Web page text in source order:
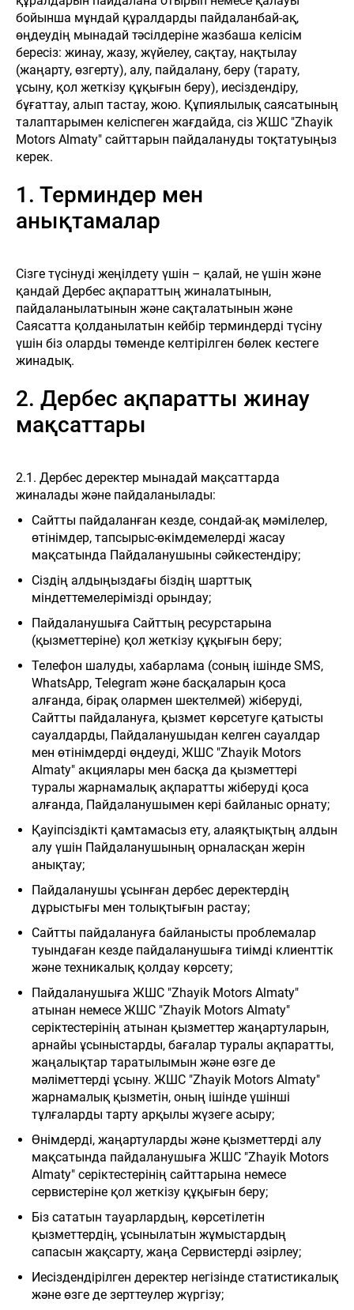
бойынша мұндай құралдарды пайдаланбай-ақ,
өңдеудің мынадай тәсілдеріне жазбаша келісім
бересіз: жинау, жазу, жүйелеу, сақтау, нақтылау
(жаңарту, өзгерту), алу, пайдалану, беру (тарату,
ұсыну, қол жеткізу құқығын беру), иесіздендіру,
бұғаттау, алып тастау, жою. Құпиялылық саясатының
талаптарымен келіспеген жағдайда, сіз ЖШС "Zhayik
Motors Almaty" сайттарын пайдалануды тоқтатуыңыз
керек.
1. Терминдер мен
анықтамалар
Сізге түсінуді жеңілдету үшін – қалай, не үшін және
қандай Дербес ақпараттың жиналатынын,
пайдаланылатынын және сақталатынын және
Саясатта қолданылатын кейбір терминдерді түсіну
үшін біз оларды төменде келтірілген бөлек кестеге
жинадық.
2. Дербес ақпаратты жинау
мақсаттары
2.1. Дербес деректер мынадай мақсаттарда
жиналады және пайдаланылады:
Сайтты пайдаланған кезде, сондай-ақ мәмілелер,
өтінімдер, тапсырыс-өкімдемелерді жасау
мақсатында Пайдаланушыны сәйкестендіру;
Сіздің алдыңыздағы біздің шарттық
міндеттемелерімізді орындау;
Пайдаланушыға Сайттың ресурстарына
(қызметтеріне) қол жеткізу құқығын беру;
Телефон шалуды, хабарлама (соның ішінде SMS,
WhatsApp, Telegram және басқаларын қоса
алғанда, бірақ олармен шектелмей) жіберуді,
Сайтты пайдалануға, қызмет көрсетуге қатысты
сауалдарды, Пайдаланушыдан келген сауалдар
мен өтінімдерді өңдеуді, ЖШС "Zhayik Motors
Almaty" акциялары мен басқа да қызметтері
туралы жарнамалық ақпаратты жіберуді қоса
алғанда, Пайдаланушымен кері байланыс орнату;
Қауіпсіздікті қамтамасыз ету, алаяқтықтың алдын
алу үшін Пайдаланушының орналасқан жерін
анықтау;
Пайдаланушы ұсынған дербес деректердің
дұрыстығы мен толықтығын растау;
Сайтты пайдалануға байланысты проблемалар
туындаған кезде пайдаланушыға тиімді клиенттік
және техникалық қолдау көрсету;
Пайдаланушыға ЖШС "Zhayik Motors Almaty"
атынан немесе ЖШС "Zhayik Motors Almaty"
серіктестерінің атынан қызметтер жаңартуларын,
арнайы ұсыныстарды, бағалар туралы ақпаратты,
жаңалықтар таратылымын және өзге де
мәліметтерді ұсыну. ЖШС "Zhayik Motors Almaty"
жарнамалық қызметін, оның ішінде үшінші
тұлғаларды тарту арқылы жүзеге асыру;
Өнімдерді, жаңартуларды және қызметтерді алу
мақсатында пайдаланушыға ЖШС "Zhayik Motors
Almaty" серіктестерінің сайттарына немесе
сервистеріне қол жеткізу құқығын беру;
Біз сататын тауарлардың, көрсетілетін
қызметтердің, ұсынылатын жұмыстардың
сапасын жақсарту, жаңа Сервистерді әзірлеу;
Иесіздендірілген деректер негізінде статистикалық
және өзге де зерттеулер жүргізу;